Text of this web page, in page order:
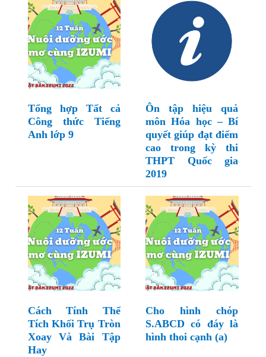
Tổng hợp Tất cả
Công thức Tiếng
Anh lớp 9
Ôn tập hiệu quả
môn Hóa học – Bí
quyết giúp đạt điểm
cao trong kỳ thi
THPT Quốc gia
2019
Cách Tính Thể
Tích Khối Trụ Tròn
Xoay Và Bài Tập
Hay
Cho hình chóp
S.ABCD có đáy là
hình thoi cạnh (a)